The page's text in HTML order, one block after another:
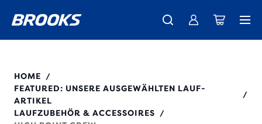
Der brandneue Ghost Amp ist da - Shop Damen Herren
Wir präsentieren die neue Cascadia Kollektion - Jetzt kaufen
Kostenloser Versand für alle Bestellungen über € 100
280491
HOME
/
FEATURED: UNSERE AUSGEWÄHLTEN LAUF-
ARTIKEL
/
LAUFZUBEHÖR & ACCESSOIRES
/